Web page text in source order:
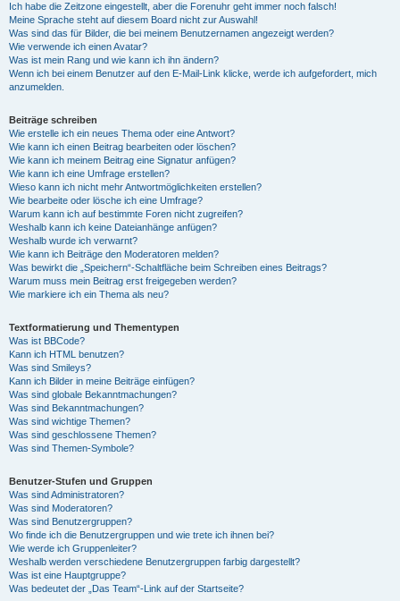
Ich habe die Zeitzone eingestellt, aber die Forenuhr geht immer noch falsch!
Meine Sprache steht auf diesem Board nicht zur Auswahl!
Was sind das für Bilder, die bei meinem Benutzernamen angezeigt werden?
Wie verwende ich einen Avatar?
Was ist mein Rang und wie kann ich ihn ändern?
Wenn ich bei einem Benutzer auf den E-Mail-Link klicke, werde ich aufgefordert, mich
anzumelden.
Beiträge schreiben
Wie erstelle ich ein neues Thema oder eine Antwort?
Wie kann ich einen Beitrag bearbeiten oder löschen?
Wie kann ich meinem Beitrag eine Signatur anfügen?
Wie kann ich eine Umfrage erstellen?
Wieso kann ich nicht mehr Antwortmöglichkeiten erstellen?
Wie bearbeite oder lösche ich eine Umfrage?
Warum kann ich auf bestimmte Foren nicht zugreifen?
Weshalb kann ich keine Dateianhänge anfügen?
Weshalb wurde ich verwarnt?
Wie kann ich Beiträge den Moderatoren melden?
Was bewirkt die „Speichern“-Schaltfläche beim Schreiben eines Beitrags?
Warum muss mein Beitrag erst freigegeben werden?
Wie markiere ich ein Thema als neu?
Textformatierung und Thementypen
Was ist BBCode?
Kann ich HTML benutzen?
Was sind Smileys?
Kann ich Bilder in meine Beiträge einfügen?
Was sind globale Bekanntmachungen?
Was sind Bekanntmachungen?
Was sind wichtige Themen?
Was sind geschlossene Themen?
Was sind Themen-Symbole?
Benutzer-Stufen und Gruppen
Was sind Administratoren?
Was sind Moderatoren?
Was sind Benutzergruppen?
Wo finde ich die Benutzergruppen und wie trete ich ihnen bei?
Wie werde ich Gruppenleiter?
Weshalb werden verschiedene Benutzergruppen farbig dargestellt?
Was ist eine Hauptgruppe?
Was bedeutet der „Das Team“-Link auf der Startseite?